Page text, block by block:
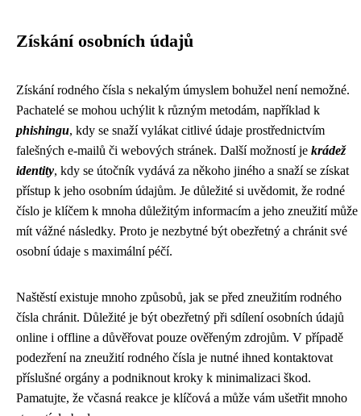
Získání osobních údajů
Získání rodného čísla s nekalým úmyslem bohužel není nemožné.
Pachatelé se mohou uchýlit k různým metodám, například k
phishingu, kdy se snaží vylákat citlivé údaje prostřednictvím
falešných e-mailů či webových stránek. Další možností je krádež
identity, kdy se útočník vydává za někoho jiného a snaží se získat
přístup k jeho osobním údajům. Je důležité si uvědomit, že rodné
číslo je klíčem k mnoha důležitým informacím a jeho zneužití může
mít vážné následky. Proto je nezbytné být obezřetný a chránit své
osobní údaje s maximální péčí.
Naštěstí existuje mnoho způsobů, jak se před zneužitím rodného
čísla chránit. Důležité je být obezřetný při sdílení osobních údajů
online i offline a důvěřovat pouze ověřeným zdrojům. V případě
podezření na zneužití rodného čísla je nutné ihned kontaktovat
příslušné orgány a podniknout kroky k minimalizaci škod.
Pamatujte, že včasná reakce je klíčová a může vám ušetřit mnoho